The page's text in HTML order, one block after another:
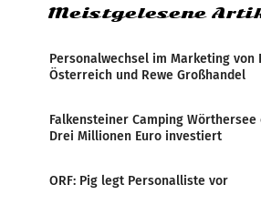
Meistgelesene
Personalwechsel im Marketing von
Österreich und Rewe Großhandel
Falkensteiner Camping
Drei Millionen Euro investiert
ORF: Pig legt Personalliste vor